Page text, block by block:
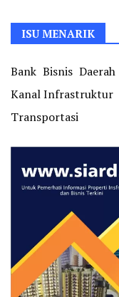
ISU MENARIK
Bank Bisnis Daerah
Kanal Infrastruktur
Transportasi